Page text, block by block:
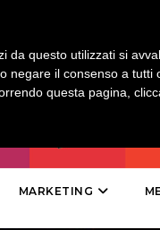
SPONSOR
DESIGN
MARKETING
da questo utilizzati si
negare il consenso a tutti
questa pagina,